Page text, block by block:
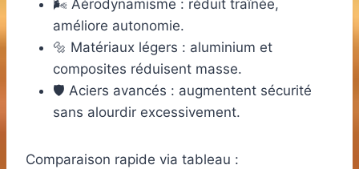
🌬️ Aérodynamisme : réduit traînée,
améliore autonomie.
🔩 Matériaux légers : aluminium et
composites réduisent masse.
🛡️ Aciers avancés : augmentent sécurité
sans alourdir excessivement.
Comparaison rapide via tableau :